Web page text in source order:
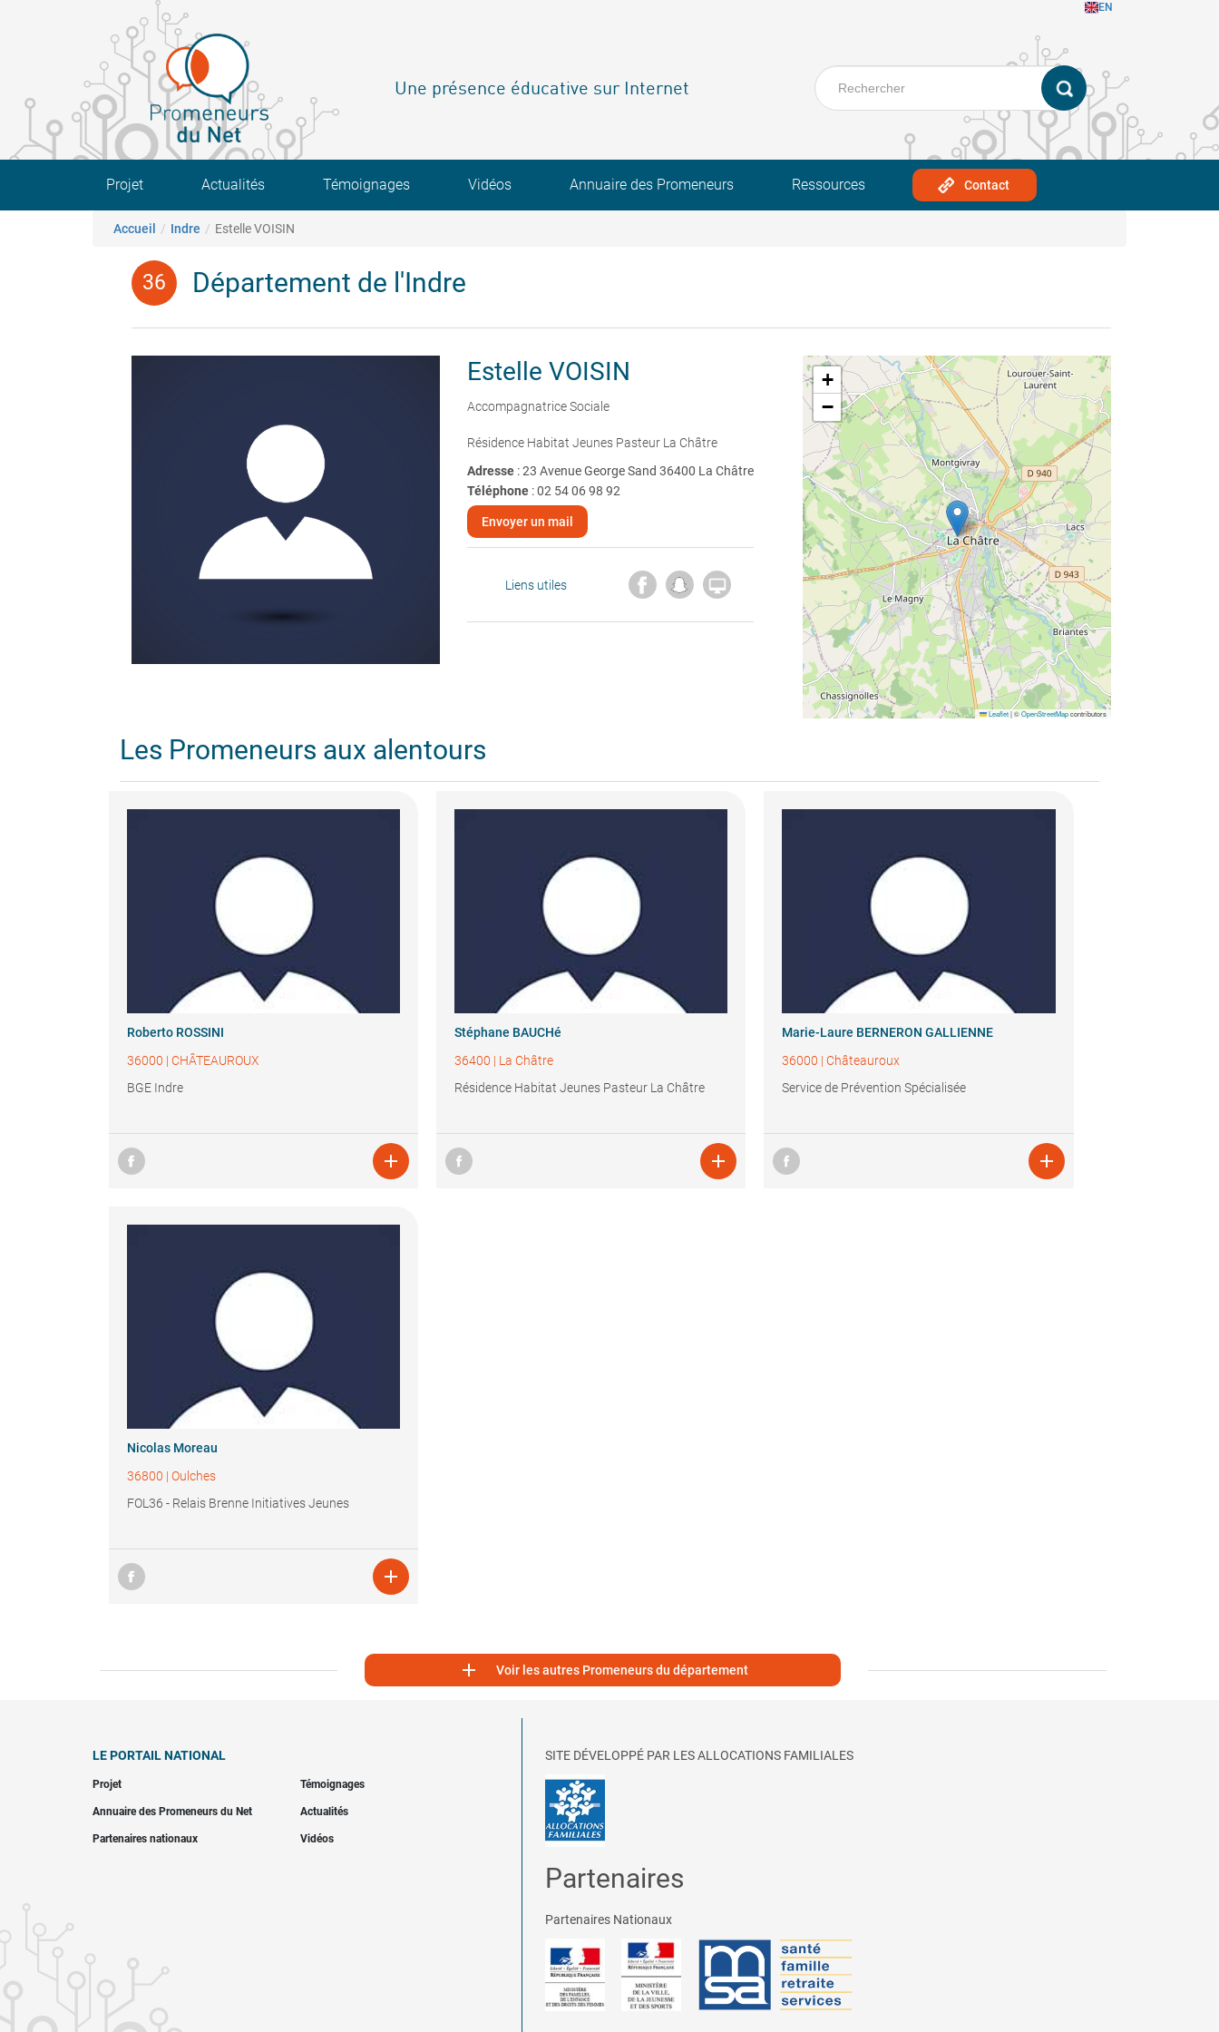
EN
Une présence éducative sur Internet
Main navigation
Projet Actualités Témoignages Vidéos Annuaire des Promeneurs Ressources Contact
Fil d'Ariane
Accueil Indre Estelle VOISIN
Département de l'Indre
Estelle VOISIN
Accompagnatrice Sociale
Résidence Habitat Jeunes Pasteur La Châtre
Adresse : 23 Avenue George Sand 36400 La Châtre
Téléphone:02 54 06 98 92
Envoyer un mail
Liens utiles 
+
−
Leaflet |©OpenStreetMapcontributors
Les Promeneurs aux alentours
Roberto ROSSINI
36000 | CHÂTEAUROUX
BGE Indre

Stéphane BAUCHé
36400 | La Châtre
Résidence Habitat Jeunes Pasteur La Châtre

Marie-Laure BERNERON GALLIENNE
36000 | Châteauroux
Service de Prévention Spécialisée

Nicolas Moreau
36800 | Oulches
FOL36 - Relais Brenne Initiatives Jeunes

 Voir les autres Promeneurs du département
LE PORTAIL NATIONAL
Projet Témoignages
Annuaire des Promeneurs du Net Actualités
Partenaires nationaux Vidéos
SITE DÉVELOPPÉ PAR LES ALLOCATIONS FAMILIALES
Partenaires
Partenaires Nationaux